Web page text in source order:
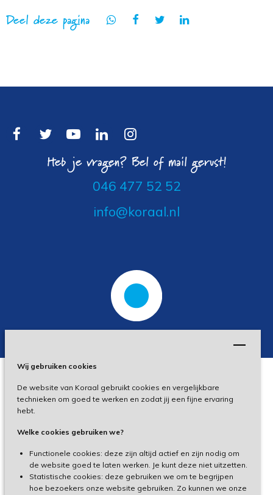
Wij gebruiken cookies
De website van Koraal gebruikt cookies en vergelijkbare
technieken om goed te werken en zodat jij een fijne ervaring
hebt.
Welke cookies gebruiken we?
Functionele cookies: deze zijn altijd actief en zijn nodig om
de website goed te laten werken. Je kunt deze niet uitzetten.
Statistische cookies: deze gebruiken we om te begrijpen
hoe bezoekers onze website gebruiken. Zo kunnen we onze
Deel deze pagina
Heb je vragen? Bel of mail gerust!
046 477 52 52
info@koraal.nl
Privacy
Toegankelijkheid
Cliëntenportaal